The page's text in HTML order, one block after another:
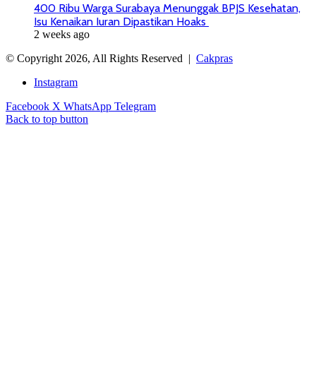
400 Ribu Warga Surabaya Menunggak BPJS Kesehatan,
Isu Kenaikan Iuran Dipastikan Hoaks
2 weeks ago
© Copyright 2026, All Rights Reserved | Cakpras
Instagram
Facebook X WhatsApp Telegram
Back to top button